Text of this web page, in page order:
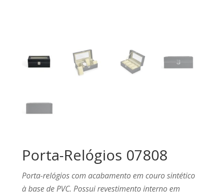
Porta-Relógios 07808
Porta-relógios com acabamento em couro sintético
à base de PVC. Possui revestimento interno em